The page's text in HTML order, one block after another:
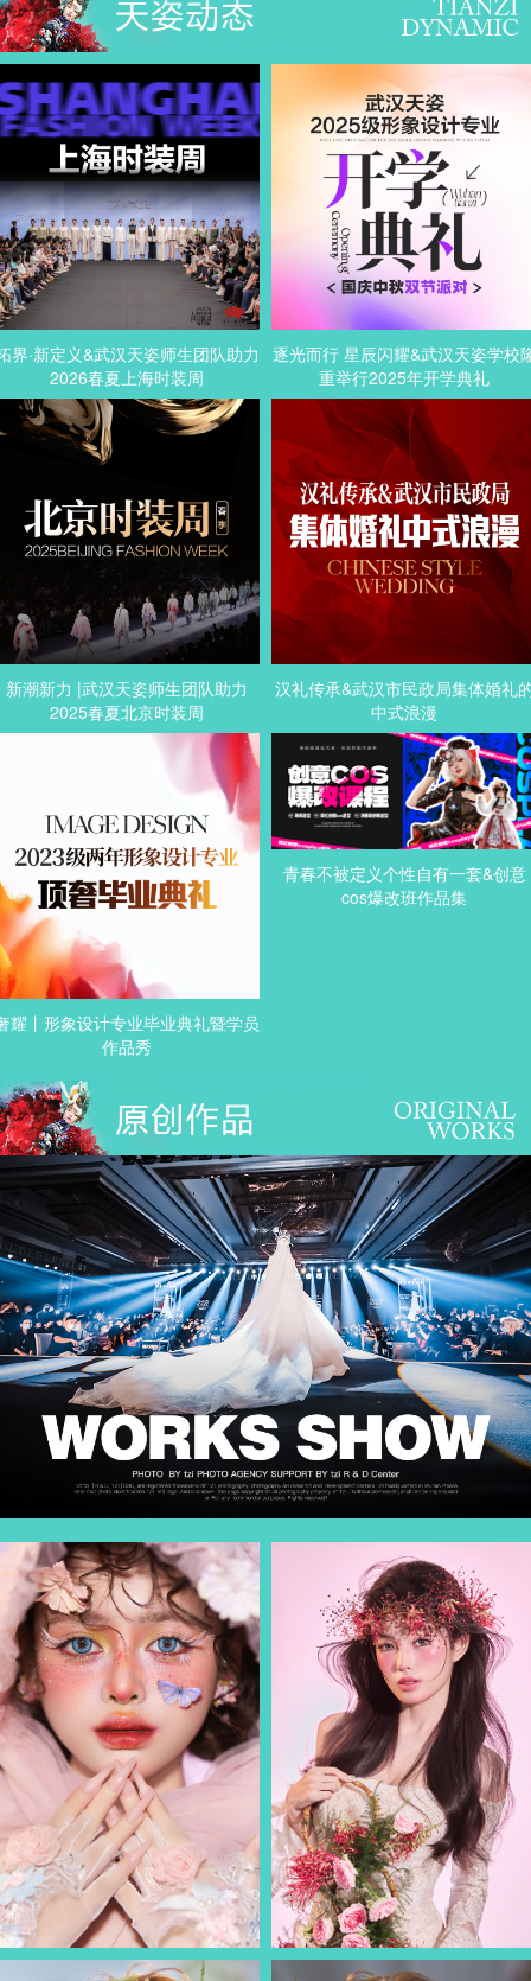
界·新定义&武汉天姿师生团队助力
2026春夏上海时装周
逐光而行 星辰闪耀&武汉天姿学校
重举行2025年开学典礼
新潮新力 |武汉天姿师生团队助力
2025春夏北京时装周
汉礼传承&武汉市民政局集体婚礼
中式浪漫
耀丨形象设计专业毕业典礼暨学员
作品秀
青春不被定义个性自有一套&创意
cos爆改班作品集